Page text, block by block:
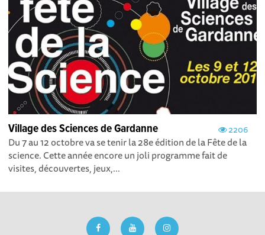
2206
Village des Sciences de Gardanne
Du 7 au 12 octobre va se tenir la 28e édition de la Fête de la
science. Cette année encore un joli programme fait de
visites, découvertes, jeux,...